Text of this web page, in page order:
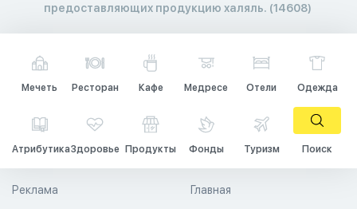
предоставляющих продукцию халяль. (14608)
Мечеть Ресторан Кафе Медресе Отели Одежда
АтрибутикаЗдоровье Продукты Фонды Туризм Поиск
Главная
Реклама